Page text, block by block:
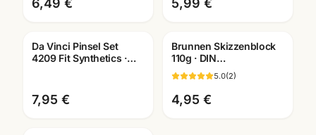
6,49 € 5,99 €
Da Vinci Pinsel Set
4209 Fit Synthetics ·
7,95 €
Brunnen Skizzenblock
110g · DIN
A2/A3/A4/A5/A6
wählbar ·
Künstlerbedarf
Mannheim
5.0(2)
4,95 €